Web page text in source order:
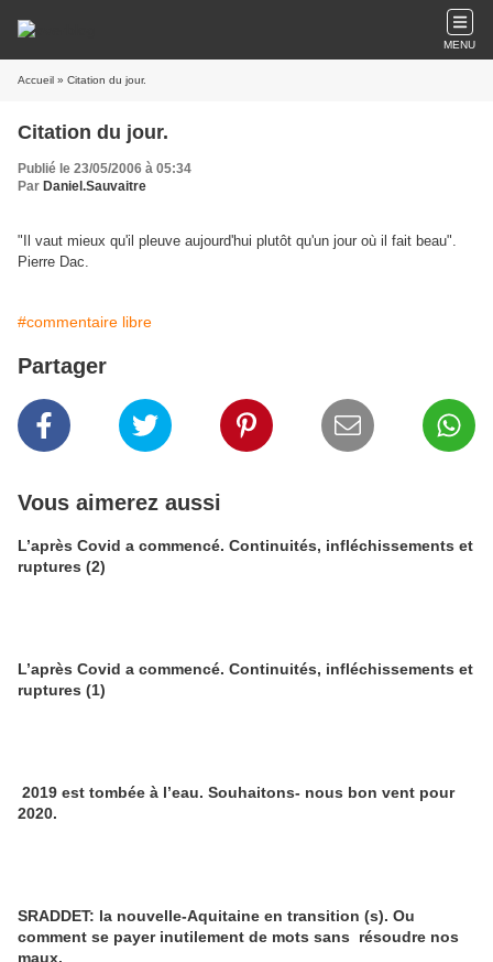
MENU
Accueil » Citation du jour.
Citation du jour.
Publié le 23/05/2006 à 05:34
Par Daniel.Sauvaitre
"Il vaut mieux qu'il pleuve aujourd'hui plutôt qu'un jour où il fait beau".
Pierre Dac.
#commentaire libre
Partager
Vous aimerez aussi
L’après Covid a commencé. Continuités, infléchissements et
ruptures (2)
L’après Covid a commencé. Continuités, infléchissements et
ruptures (1)
2019 est tombée à l’eau. Souhaitons- nous bon vent pour
2020.
SRADDET: la nouvelle-Aquitaine en transition (s). Ou
comment se payer inutilement de mots sans résoudre nos
maux.